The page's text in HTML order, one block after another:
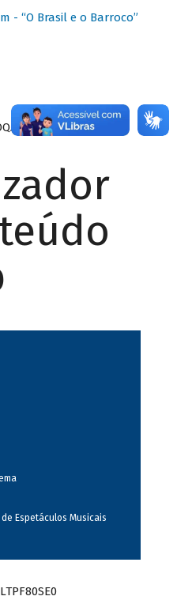
- “O Brasil e o Barroco”
Espetáculos Musicais